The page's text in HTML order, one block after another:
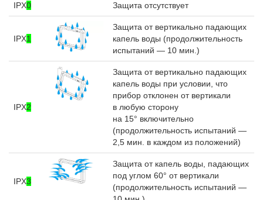
IPX0 Защита отсутствует
IPX1
Защита от вертикально падающих
капель воды (продолжительность
испытаний — 10 мин.)
IPX2
Защита от вертикально падающих
капель воды при условии, что
прибор отклонен от вертикали
в любую сторону
на 15° включительно
(продолжительность испытаний —
2,5 мин. в каждом из положений)
IPX3
Защита от капель воды, падающих
под углом 60° от вертикали
(продолжительность испытаний —